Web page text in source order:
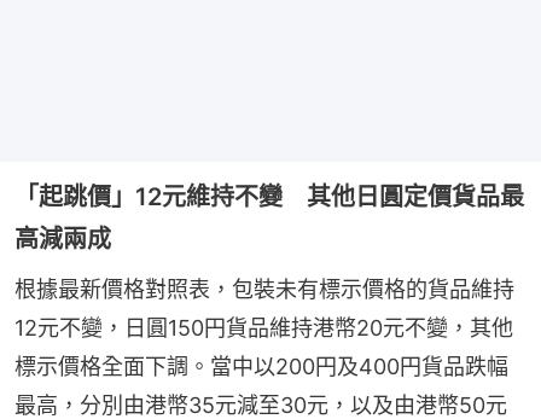
「起跳價」12元維持不變 其他日圓定價貨品最
高減兩成
根據最新價格對照表，包裝未有標示價格的貨品維持
12元不變，日圓150円貨品維持港幣20元不變，其他
標示價格全面下調。當中以200円及400円貨品跌幅
最高，分別由港幣35元減至30元，以及由港幣50元